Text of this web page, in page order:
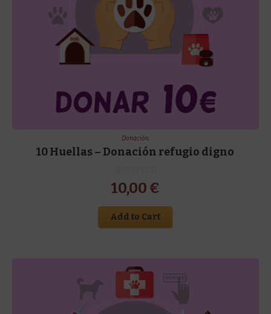
Donación
10 Huellas – Donación refugio digno
10,00 €
Add to Cart